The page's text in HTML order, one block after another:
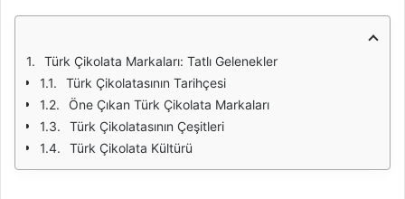
Türk Çikolata Markaları: Tatlı Gelenekler
Türk Çikolatasının Tarihçesi
Öne Çıkan Türk Çikolata Markaları
Türk Çikolatasının Çeşitleri
Türk Çikolata Kültürü